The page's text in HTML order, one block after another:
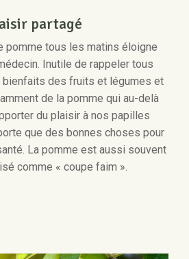
partagé
pomme tous les matins éloigne
Inutile de rappeler tous
bienfaits des fruits et légumes et
de la pomme qui au-delà
du plaisir à nos papilles
que des bonnes choses pour
La pomme est aussi souvent
comme « coupe faim ».